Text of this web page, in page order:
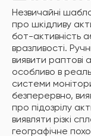
Незвичайні
про шкідливу
бот-активність
вразливості.
виявити раптові
особливо в
системи
безперервно,
про підозрілу
виявляти різкі
географічне